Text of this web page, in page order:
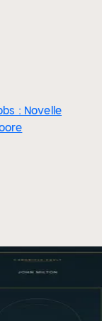
: Novelle